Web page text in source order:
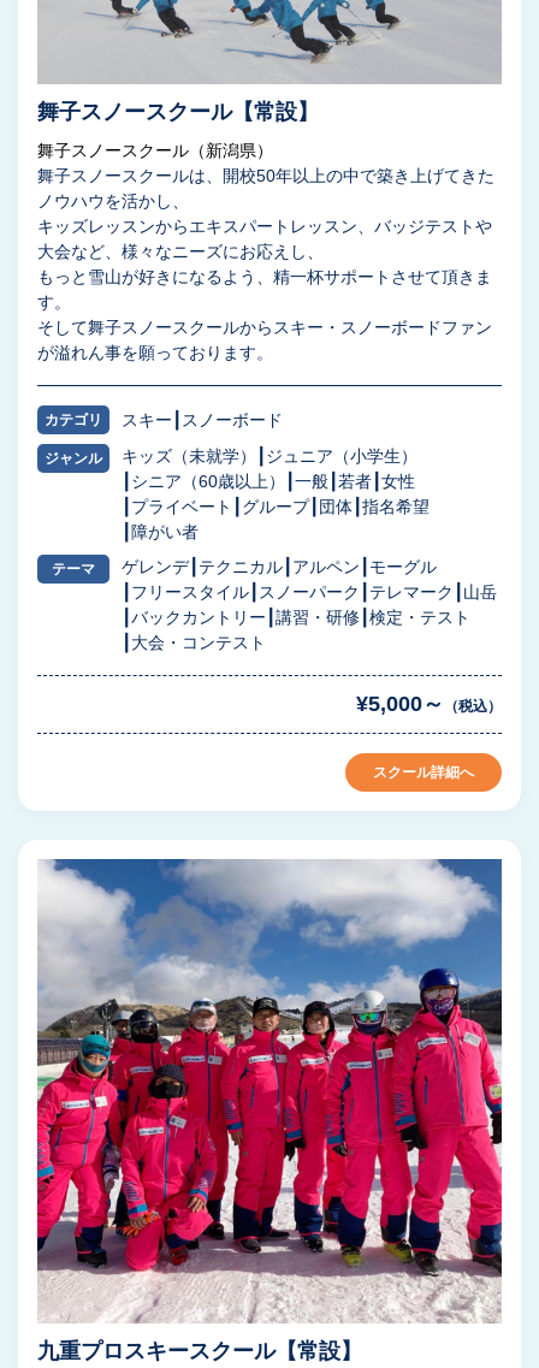
舞子スノースクール【常設】
舞子スノースクール（新潟県）
舞子スノースクールは、開校50年以上の中で築き上げてきた
ノウハウを活かし、
キッズレッスンからエキスパートレッスン、バッジテストや
大会など、様々なニーズにお応えし、
もっと雪山が好きになるよう、精一杯サポートさせて頂きま
す。
そして舞子スノースクールからスキー・スノーボードファン
が溢れん事を願っております。
カテゴリ スキー スノーボード
ジャンル キッズ（未就学）
ジュニア（小学生）
シニア（60歳以上）
一般 若者 女性
プライベート
グループ 団体 指名希望
障がい者
テーマ ゲレンデ テクニカル アルペン
モーグル
フリースタイル スノーパーク テレマーク
山岳
バックカントリー 講習・研修 検定・テスト
大会・コンテスト
¥5,000～ （税込）
スクール詳細へ
九重プロスキースクール【常設】